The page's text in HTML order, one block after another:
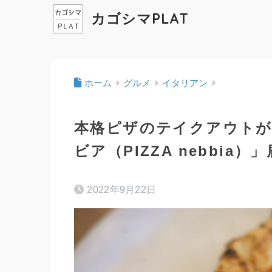
カゴシマPLAT
ホーム グルメ イタリアン
本格ピザのテイクアウト
ビア（PIZZA nebbia）」
2022年9月22日